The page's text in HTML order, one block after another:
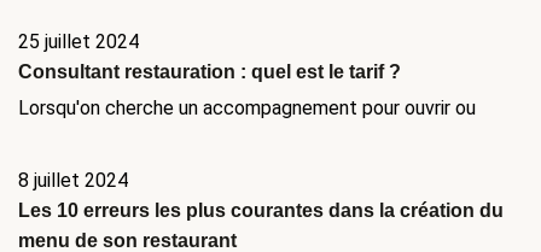
25 juillet 2024
Consultant restauration : quel est le tarif ?
Lorsqu'on cherche un accompagnement pour ouvrir ou
8 juillet 2024
Les 10 erreurs les plus courantes dans la création du
menu de son restaurant